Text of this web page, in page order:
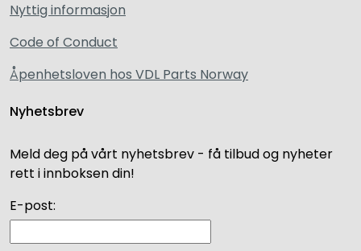
Nyttig informasjon
Code of Conduct
Åpenhetsloven hos VDL Parts Norway
Nyhetsbrev
Meld deg på vårt nyhetsbrev - få tilbud og nyheter
rett i innboksen din!
E-post: